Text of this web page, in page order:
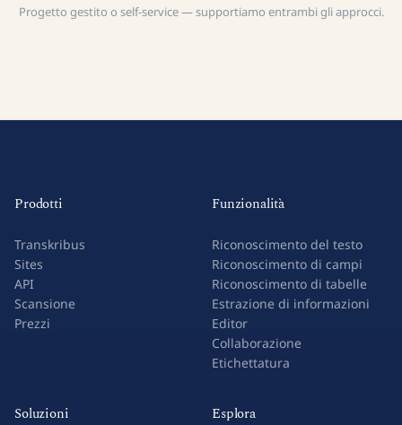
Progetto gestito o self-service — supportiamo entrambi gli approcci.
Prodotti
Transkribus
Sites
API
Scansione
Prezzi
Funzionalità
Riconoscimento del testo
Riconoscimento di campi
Riconoscimento di tabelle
Estrazione di informazioni
Editor
Collaborazione
Etichettatura
Soluzioni Esplora